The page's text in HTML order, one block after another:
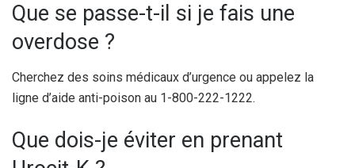
Que se passe-t-il si je fais une
overdose ?
Cherchez des soins médicaux d’urgence ou appelez la
ligne d’aide anti-poison au 1-800-222-1222.
Que dois-je éviter en prenant